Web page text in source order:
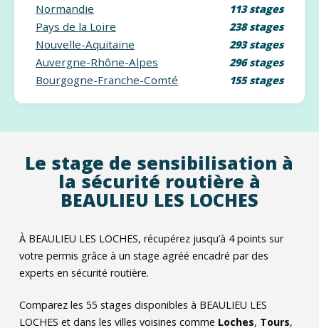
Normandie 113 stages
Pays de la Loire 238 stages
Nouvelle-Aquitaine 293 stages
Auvergne-Rhône-Alpes 296 stages
Bourgogne-Franche-Comté 155 stages
Le stage de sensibilisation à
la sécurité routière à
BEAULIEU LES LOCHES
À BEAULIEU LES LOCHES, récupérez jusqu’à 4 points sur
votre permis grâce à un stage agréé encadré par des
experts en sécurité routière.
Comparez les 55 stages disponibles à BEAULIEU LES
LOCHES et dans les villes voisines comme Loches, Tours,